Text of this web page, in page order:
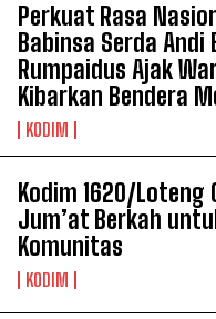
Perkuat Rasa
Babinsa Serda Andi
Rumpaidus Ajak
Kibarkan Bendera
KODIM
Kodim 1620/Loteng
Jum’at Berkah
Komunitas
KODIM